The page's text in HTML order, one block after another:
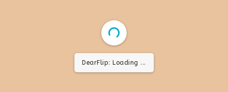
DearFlip: Loading ...